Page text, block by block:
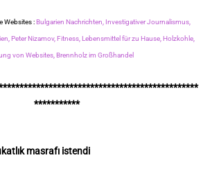
Websites :Bulgarien Nachrichten, Investigativer Journalismus,
Peter Nizamov, Fitness, Lebensmittel für zu Hause, Holzkohle,
von Websites, Brennholz im Großhandel
***********
masrafı istendi